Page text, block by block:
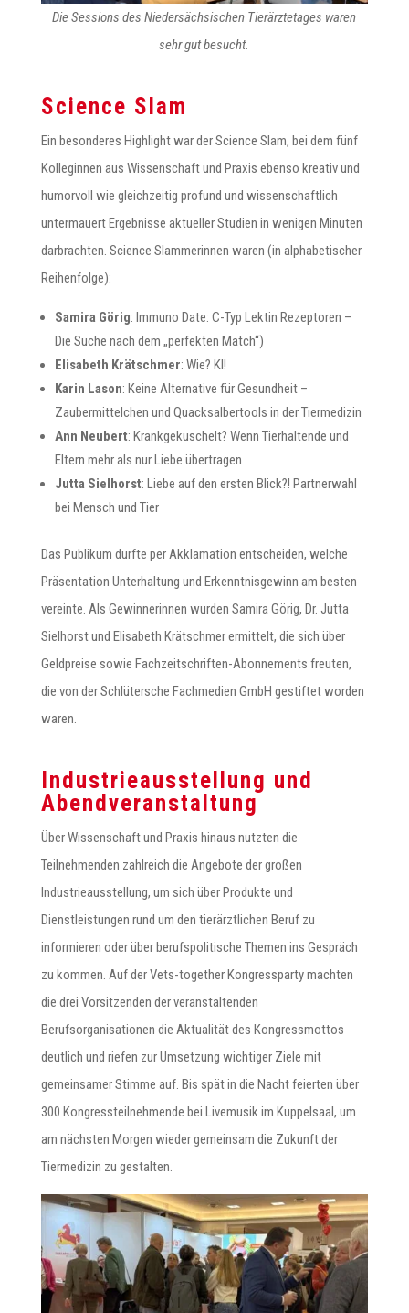
Die Sessions des Niedersächsischen Tierärztetages waren
sehr gut besucht.
Science Slam
Ein besonderes Highlight war der Science Slam, bei dem fünf
Kolleginnen aus Wissenschaft und Praxis ebenso kreativ und
humorvoll wie gleichzeitig profund und wissenschaftlich
untermauert Ergebnisse aktueller Studien in wenigen Minuten
darbrachten. Science Slammerinnen waren (in alphabetischer
Reihenfolge):
Samira Görig: Immuno Date: C-Typ Lektin Rezeptoren –
Die Suche nach dem „perfekten Match“)
Elisabeth Krätschmer: Wie? KI!
Karin Lason: Keine Alternative für Gesundheit –
Zaubermittelchen und Quacksalbertools in der Tiermedizin
Ann Neubert: Krankgekuschelt? Wenn Tierhaltende und
Eltern mehr als nur Liebe übertragen
Jutta Sielhorst: Liebe auf den ersten Blick?! Partnerwahl
bei Mensch und Tier
Das Publikum durfte per Akklamation entscheiden, welche
Präsentation Unterhaltung und Erkenntnisgewinn am besten
vereinte. Als Gewinnerinnen wurden Samira Görig, Dr. Jutta
Sielhorst und Elisabeth Krätschmer ermittelt, die sich über
Geldpreise sowie Fachzeitschriften-Abonnements freuten,
die von der Schlütersche Fachmedien GmbH gestiftet worden
waren.
Industrieausstellung und
Abendveranstaltung
Über Wissenschaft und Praxis hinaus nutzten die
Teilnehmenden zahlreich die Angebote der großen
Industrieausstellung, um sich über Produkte und
Dienstleistungen rund um den tierärztlichen Beruf zu
informieren oder über berufspolitische Themen ins Gespräch
zu kommen. Auf der Vets-together Kongressparty machten
die drei Vorsitzenden der veranstaltenden
Berufsorganisationen die Aktualität des Kongressmottos
deutlich und riefen zur Umsetzung wichtiger Ziele mit
gemeinsamer Stimme auf. Bis spät in die Nacht feierten über
300 Kongressteilnehmende bei Livemusik im Kuppelsaal, um
am nächsten Morgen wieder gemeinsam die Zukunft der
Tiermedizin zu gestalten.